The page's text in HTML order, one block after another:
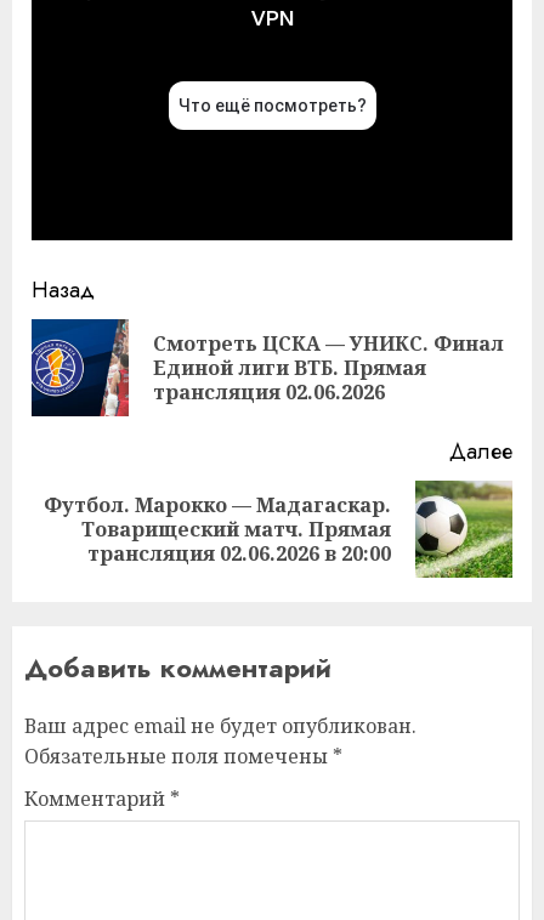
Продолжить
чтение
Назад
Смотреть ЦСКА — УНИКС. Финал
Единой лиги ВТБ. Прямая
трансляция 02.06.2026
Далее
Следующая
запись:
Футбол. Марокко — Мадагаскар.
Товарищеский матч. Прямая
трансляция 02.06.2026 в 20:00
Добавить комментарий
Ваш адрес email не будет опубликован.
Обязательные поля помечены *
Комментарий *